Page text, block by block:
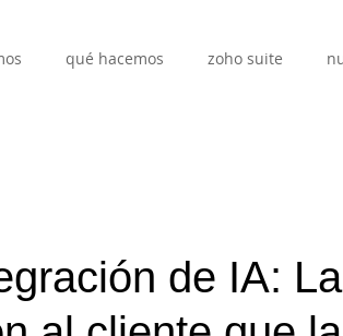
qué hacemos zoho suite
de IA: